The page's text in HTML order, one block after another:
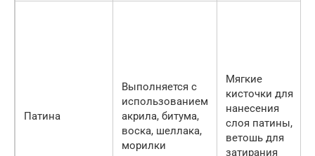
Патина
Выполняется с
использованием
акрила, битума,
воска, шеллака,
морилки
Мягкие
кисточки для
нанесения
слоя патины,
ветошь для
затирания